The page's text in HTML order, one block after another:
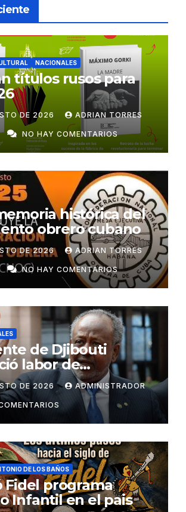
NACIONALES
títulos rusos para
DE 2026 ADRIAN TORRES
NO HAY COMENTARIOS
histórica del
obrero cubano
DE 2026 ADRIAN TORRES
NO HAY COMENTARIOS
de Djibouti
labor de
de Cuba
DE 2026 ADMINISTRADOR
DE LOS BAÑOS
Fidel programa
Infantil en el pais